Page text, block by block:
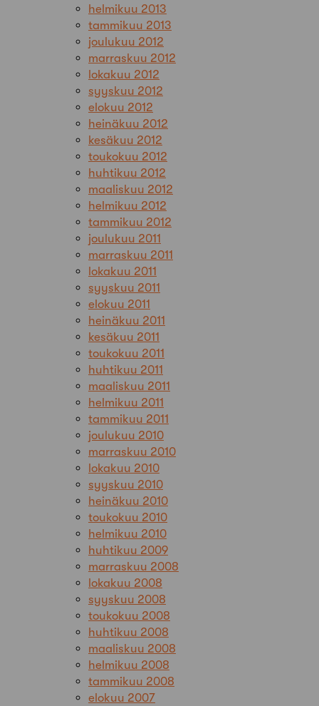
helmikuu 2013
tammikuu 2013
joulukuu 2012
marraskuu 2012
lokakuu 2012
syyskuu 2012
elokuu 2012
heinäkuu 2012
kesäkuu 2012
toukokuu 2012
huhtikuu 2012
maaliskuu 2012
helmikuu 2012
tammikuu 2012
joulukuu 2011
marraskuu 2011
lokakuu 2011
syyskuu 2011
elokuu 2011
heinäkuu 2011
kesäkuu 2011
toukokuu 2011
huhtikuu 2011
maaliskuu 2011
helmikuu 2011
tammikuu 2011
joulukuu 2010
marraskuu 2010
lokakuu 2010
syyskuu 2010
heinäkuu 2010
toukokuu 2010
helmikuu 2010
huhtikuu 2009
marraskuu 2008
lokakuu 2008
syyskuu 2008
toukokuu 2008
huhtikuu 2008
maaliskuu 2008
helmikuu 2008
tammikuu 2008
elokuu 2007